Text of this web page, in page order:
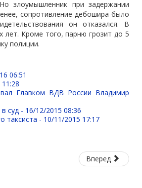
злоумышленник при задержании
сопротивление дебошира было
он отказался. В
лет. Кроме того, парню грозит до 5
полиции.
06:51
Главком ВДВ России Владимир
суд - 16/12/2015 08:36
таксиста - 10/11/2015 17:17
Вперед